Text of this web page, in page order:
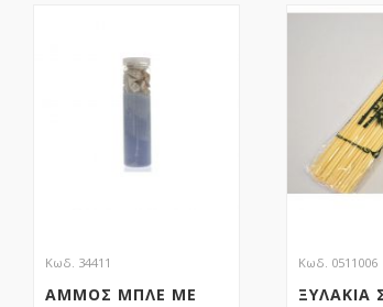
Κωδ. 34411
ΑΜΜΟΣ ΜΠΛΕ ΜΕ
Κωδ. 0511006
ΞΥΛΑΚΙΑ